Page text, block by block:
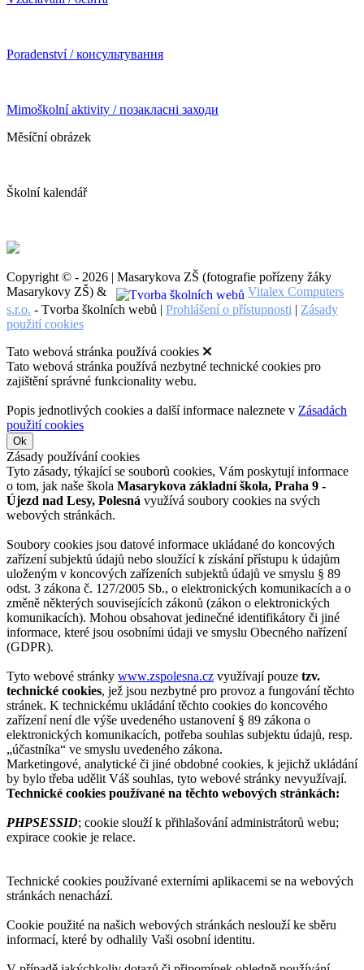
Poradenství / консультування
Mimoškolní aktivity / позакласні заходи
Měsíční obrázek
Školní kalendář
Copyright © - 2026 | Masarykova ZŠ (fotografie pořízeny žáky
Masarykovy ZŠ) &
Vitalex Computers
s.r.o. - Tvorba školních webů | Prohlášení o přístupnosti | Zásady
použití cookies
Tato webová stránka používá cookies
Tato webová stránka používá nezbytné technické cookies pro
zajištění správné funkcionality webu.
Popis jednotlivých cookies a další informace naleznete v Zásadách
použití cookies
Ok
Zásady používání cookies
Tyto zásady, týkající se souborů cookies, Vám poskytují informace
o tom, jak naše škola Masarykova základní škola, Praha 9 -
Újezd nad Lesy, Polesná využívá soubory cookies na svých
webových stránkách.
Soubory cookies jsou datové informace ukládané do koncových
zařízení subjektů údajů nebo sloužící k získání přístupu k údajům
uloženým v koncových zařízeních subjektů údajů ve smyslu § 89
odst. 3 zákona č. 127/2005 Sb., o elektronických komunikacích a o
změně některých souvisejících zákonů (zákon o elektronických
komunikacích). Mohou obsahovat jedinečné identifikátory či jiné
informace, které jsou osobními údaji ve smyslu Obecného nařízení
(GDPR).
Tyto webové stránky www.zspolesna.cz využívají pouze tzv.
technické cookies, jež jsou nezbytné pro provoz a fungování těchto
stránek. K technickému ukládání těchto cookies do koncového
zařízení není dle výše uvedeného ustanovení § 89 zákona o
elektronických komunikacích, potřeba souhlas subjektu údajů, resp.
„účastníka“ ve smyslu uvedeného zákona.
Marketingové, analytické či jiné obdobné cookies, k jejichž ukládání
by bylo třeba udělit Váš souhlas, tyto webové stránky nevyužívají.
Technické cookies používané na těchto webových stránkách:
PHPSESSID; cookie slouží k přihlašování administrátorů webu;
expirace cookie je relace.
Technické cookies používané externími aplikacemi se na webových
stránkách nenachází.
Cookie použité na našich webových stránkách neslouží ke sběru
informací, které by odhalily Vaši osobní identitu.